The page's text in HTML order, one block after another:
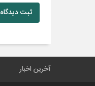
ثبت دیدگاه
آخرین اخبار